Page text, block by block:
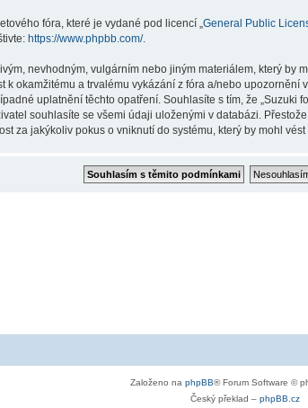
fóra, které je vydané pod licencí „General Public
https://www.phpbb.com/.
nevhodným, vulgárním nebo jiným materiálem, který by
k okamžitému a trvalému vykázání z fóra a/nebo
uplatnění těchto opatření. Souhlasíte s tím, že
souhlasíte se všemi údaji uloženými v databázi.
za jakýkoliv pokus o vniknutí do systému, který by mohl
Založeno na phpBB® Forum Software ©
Český překlad – phpBB.cz